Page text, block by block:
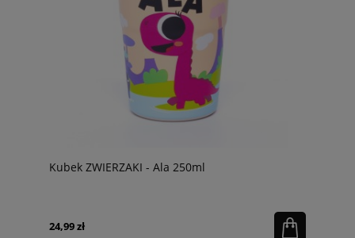
Kubek ZWIERZAKI - Ala 250ml
24,99 zł